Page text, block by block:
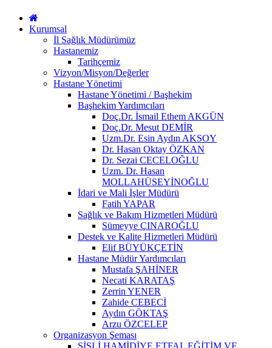
Kurumsal
İl Sağlık Müdürümüz
Hastanemiz
Tarihçemiz
Vizyon/Misyon/Değerler
Hastane Yönetimi
Hastane Yönetimi / Başhekim
Başhekim Yardımcıları
Doç.Dr. İsmail Ethem AKGÜN
Doç.Dr. Mesut DEMİR
Uzm.Dr. Esin Aydın AKSOY
Dr. Hasan Oktay ÖZKAN
Dr. Sezai CECELOĞLU
Uzm. Dr. Hasan
MOLLAHÜSEYİNOĞLU
İdari ve Mali İşler Müdürü
Fatih YAPAR
Sağlık ve Bakım Hizmetleri Müdürü
Sümeyye ÇINAROĞLU
Destek ve Kalite Hizmetleri Müdürü
Elif BÜYÜKÇETİN
Hastane Müdür Yardımcıları
Mustafa ŞAHİNER
Necati KARATAŞ
Zerrin YENER
Zahide CEBECİ
Aydın GÖKTAŞ
Arzu ÖZCELEP
Organizasyon Şeması
ŞİŞLİ HAMİDİYE ETFAL EĞİTİM VE